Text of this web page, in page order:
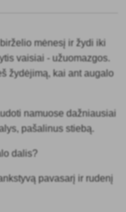
mėnesį ir žydi iki
vaisiai - užuomazgos.
žydėjimą, kai ant augalo
namuosedažniausiai
pašalinus stiebą.
dalis?
pavasarį ir rudenį